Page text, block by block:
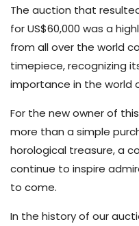
The auction that
for US$60,000 was a
from all over the world
timepiece, recognizing
importance in the world
For the new owner of
more than a simple
horological treasure, a
continue to inspire
to come.
In the history of our